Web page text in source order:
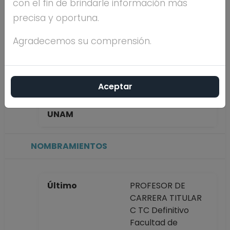
TAIZAN
estudios
Antigüedad
UNAM
NOMBRAMIENTOS
Último
PROFESOR DE
CARRERA TITULAR
C TC Definitivo
Facultad de
con el fin de brindarle información más
precisa y oportuna.
Agradecemos su comprensión.
Aceptar